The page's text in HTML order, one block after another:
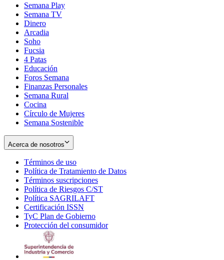
Semana Play
Semana TV
Dinero
Arcadia
Soho
in
new
window
Fucsia
in
new
window
4 Patas
Educación
Foros Semana
Finanzas Personales
Semana Rural
Cocina
Círculo de Mujeres
Semana Sostenible
Acerca de nosotros
Términos de uso
in
new
window
Política de Tratamiento de Datos
Términos suscripciones
in
Política de Riesgos C/ST
Política SAGRILAFT
new
window
Certificación ISSN
in
new
TyC Plan de Gobierno
in
Protección del consumidorOpens